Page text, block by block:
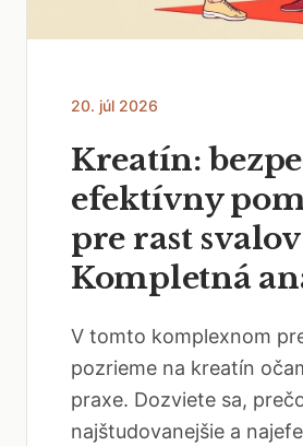
20. júl 2026
Kreatín:
efektívny
pre rast
Kompletná
V tomto komplexnom
pozrieme na kreatín
praxe. Dozviete sa,
najštudovanejšie a